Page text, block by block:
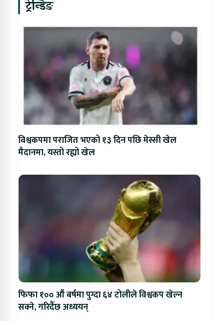
ट्रेन्डिङ
विश्वकपमा पराजित भएको १३ दिन पछि मेस्सी खेल
मैदानमा, यस्तो रह्यो खेल
फिफा १०० औं बर्षमा पुग्दा ६४ टोलीले विश्वकप खेल्न
सक्ने, गरिदैँछ अध्ययन्